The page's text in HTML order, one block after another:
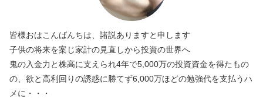
皆様おはこんばんちは、諸説ありますと申します
子供の将来を案じ家計の見直しから投資の世界へ
鬼の入金力と株高に支えられ4年で5,000万の投資資金を得たもの
の、欲と高利回りの誘惑に勝てず6,000万ほどの勉強代を支払うハ
メに・・・